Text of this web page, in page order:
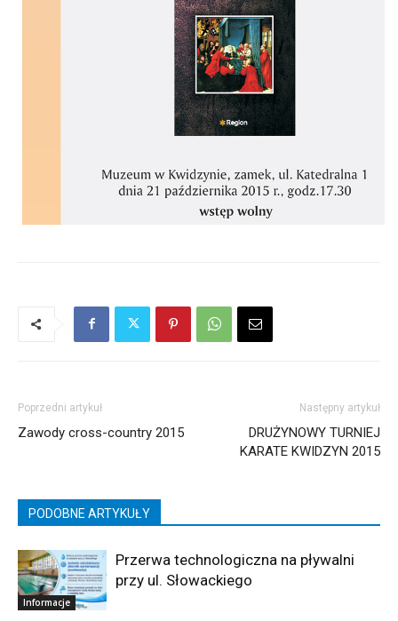
Poprzedni artykuł
Zawody cross-country 2015
Następny artykuł
DRUŻYNOWY TURNIEJ
KARATE KWIDZYN 2015
PODOBNE ARTYKUŁY
Informacje
Przerwa technologiczna na pływalni
przy ul. Słowackiego